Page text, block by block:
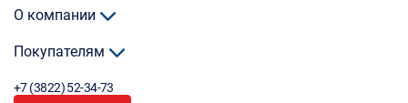
О компании
Покупателям
+7 (3822) 52-34-73